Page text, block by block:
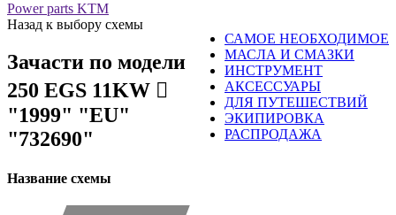
Power parts KTM
САМОЕ НЕОБХОДИМОЕ
МАСЛА И СМАЗКИ
ИНСТРУМЕНТ
АКСЕССУАРЫ
ДЛЯ ПУТЕШЕСТВИЙ
ЭКИПИРОВКА
РАСПРОДАЖА
Назад к выбору схемы
Зачасти по модели
250 EGS 11KW 󈧃
"1999" "EU"
"732690"
Название схемы